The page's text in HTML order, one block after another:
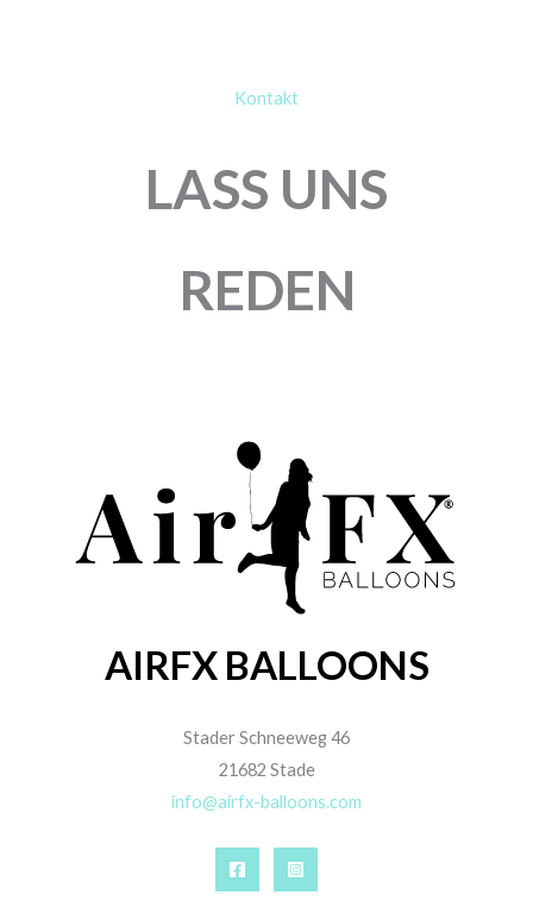
Kontakt
LASS UNS
REDEN
AIRFX BALLOONS
Stader Schneeweg 46
21682 Stade
info@airfx-balloons.com